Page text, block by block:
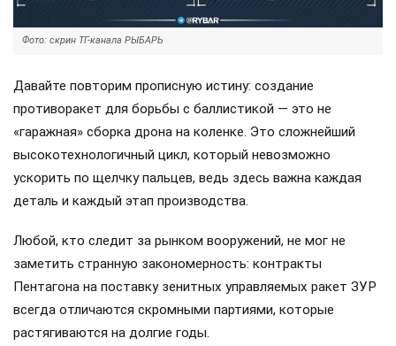
Фото: скрин ТГ-канала РЫБАРЬ
Давайте повторим прописную истину: создание
противоракет для борьбы с баллистикой — это не
«гаражная» сборка дрона на коленке. Это сложнейший
высокотехнологичный цикл, который невозможно
ускорить по щелчку пальцев, ведь здесь важна каждая
деталь и каждый этап производства.
Любой, кто следит за рынком вооружений, не мог не
заметить странную закономерность: контракты
Пентагона на поставку зенитных управляемых ракет ЗУР
всегда отличаются скромными партиями, которые
растягиваются на долгие годы.